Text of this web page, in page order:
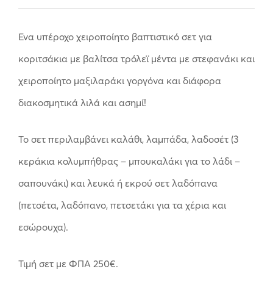
Ένα υπέροχο χειροποίητο βαπτιστικό σετ για
κοριτσάκια με βαλίτσα τρόλεϊ μέντα με στεφανάκι και
χειροποίητο μαξιλαράκι γοργόνα και διάφορα
διακοσμητικά λιλά και ασημί!
Το σετ περιλαμβάνει καλάθι, λαμπάδα, λαδοσέτ (3
κεράκια κολυμπήθρας – μπουκαλάκι για το λάδι –
σαπουνάκι) και λευκά ή εκρού σετ λαδόπανα
(πετσέτα, λαδόπανο, πετσετάκι για τα χέρια και
εσώρουχα).
Τιμή σετ με ΦΠΑ 250€.